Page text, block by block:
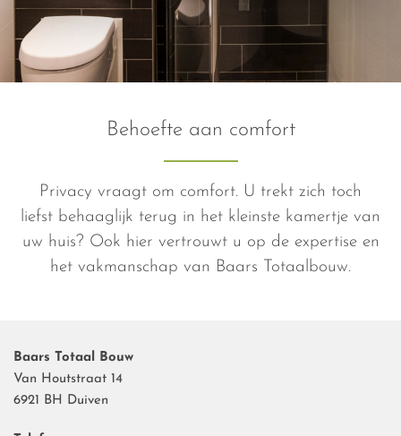
Behoefte aan comfort
Privacy vraagt om comfort. U trekt zich toch
liefst behaaglijk terug in het kleinste kamertje van
uw huis? Ook hier vertrouwt u op de expertise en
het vakmanschap van Baars Totaalbouw.
Baars Totaal Bouw
Van Houtstraat 14
6921 BH Duiven